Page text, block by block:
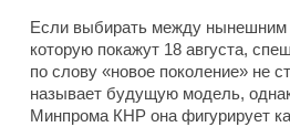
Если выбирать между нынешним
которую покажут 18 августа,
по слову «новое поколение» не
называет будущую модель,
Минпрома КНР она фигурирует